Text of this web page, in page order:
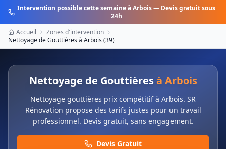
Intervention possible cette semaine àArbois— Devis gratuit sous
24h
Accueil
Zones d'intervention
Nettoyage de Gouttièresà Arbois(39)
Nettoyage de Gouttières à Arbois
Nettoyage gouttières prix compétitif à Arbois. SR
Rénovation propose des tarifs justes pour un travail
professionnel. Devis gratuit, sans engagement.
Devis Gratuit